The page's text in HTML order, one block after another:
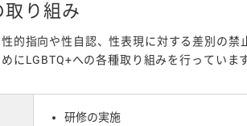
取り組み
的指向や性自認、性表現に対する差別の
にLGBTQ+への各種取り組みを行っていま
研修の実施